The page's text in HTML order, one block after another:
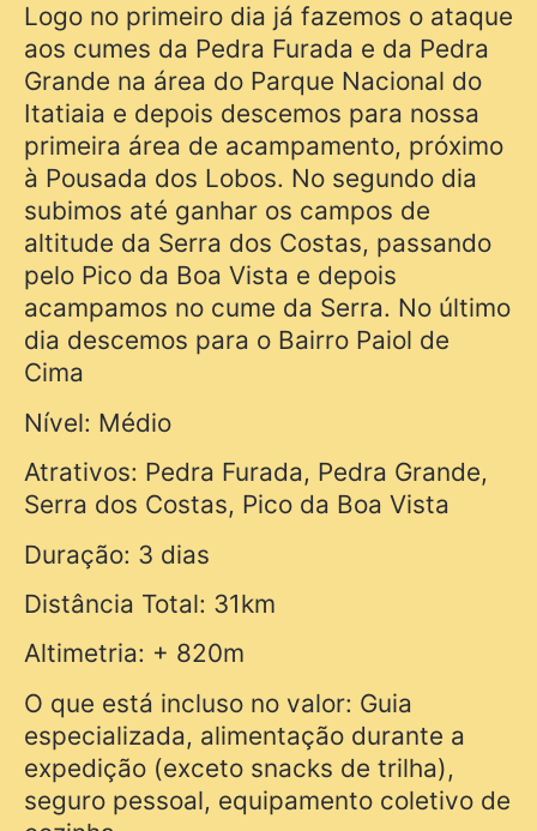
Logo no primeiro dia já fazemos o ataque
aos cumes da Pedra Furada e da Pedra
Grande na área do Parque Nacional do
Itatiaia e depois descemos para nossa
primeira área de acampamento, próximo
à Pousada dos Lobos. No segundo dia
subimos até ganhar os campos de
altitude da Serra dos Costas, passando
pelo Pico da Boa Vista e depois
acampamos no cume da Serra. No último
dia descemos para o Bairro Paiol de
Cima
Nível: Médio
Atrativos: Pedra Furada, Pedra Grande,
Serra dos Costas, Pico da Boa Vista
Duração: 3 dias
Distância Total: 31km
Altimetria: + 820m
O que está incluso no valor: Guia
especializada, alimentação durante a
expedição (exceto snacks de trilha),
seguro pessoal, equipamento coletivo de